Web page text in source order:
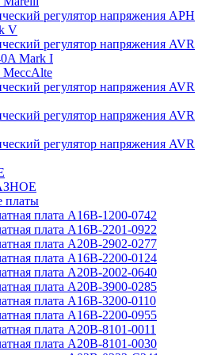
регулятор напряжения АРН
V
регулятор напряжения AVR
Mark I
MeccAlte
регулятор напряжения AVR
регулятор напряжения AVR
регулятор напряжения AVR
платы
плата A16B-1200-0742
плата A16B-2201-0922
плата A20B-2902-0277
плата A16B-2200-0124
плата A20B-2002-0640
плата A20B-3900-0285
плата A16B-3200-0110
плата A16B-2200-0955
плата A20B-8101-0011
плата A20B-8101-0030